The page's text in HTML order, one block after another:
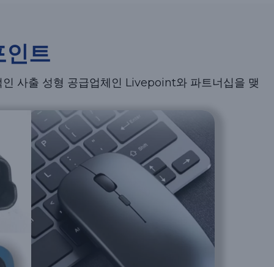
인트
사출 성형 공급업체인 Livepoint와 파트너십을 맺